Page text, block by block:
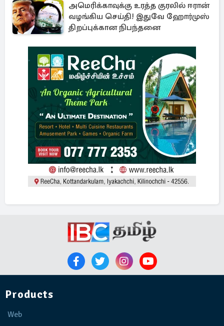
அமெரிக்காவுக்கு உரத்த குரலில் ஈரான்
வழங்கிய செய்தி! இதுவே ஹோர்முஸ்
திறப்புக்கான நிபந்தனை
Products
Web